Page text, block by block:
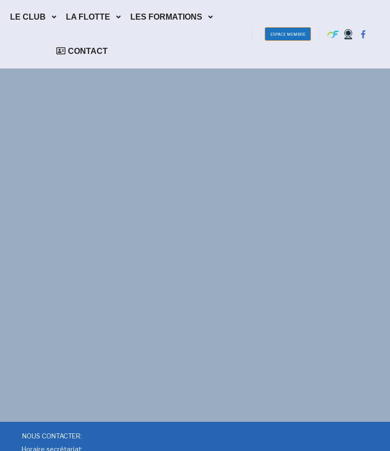
LE CLUB LA FLOTTE LES FORMATIONS
CONTACT
ESPACE MEMBRE
NOUS CONTACTER:
Horaire secrétariat: